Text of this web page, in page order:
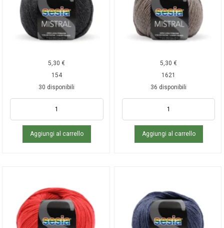
5,30€
154
30 disponibili
Aggiungi al carrello
5,30€
1621
36 disponibili
Aggiungi al carrello